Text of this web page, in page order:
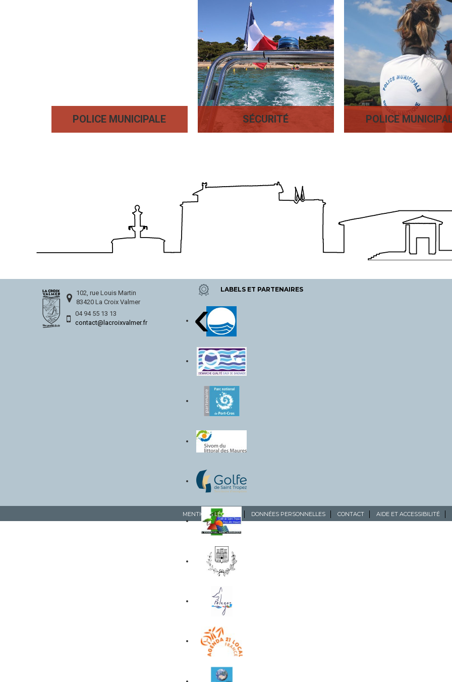
POLICE MUNICIPALE SÉCURITÉ POLICE
102, rue Louis Martin
83420 La Croix Valmer
04 94 55 13 13
contact@lacroixvalmer.fr
LABELS ET PARTENAIRES
‹
MENTIONS LÉGALES DONNÉES PERSONNELLES CONTACT AIDE ET ACCESSIBILITÉ